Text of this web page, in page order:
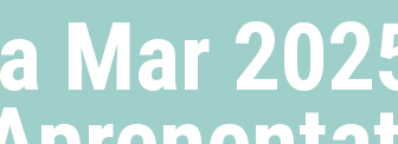
Mar